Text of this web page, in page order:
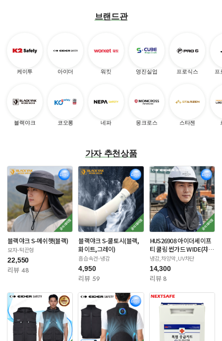
브랜드관
케이투
블랙야크
아이더
코오롱
워킷
네파
영진실업
몽크로스
프로식스
스타젠
프
가자 추천상품
블랙야크 S-메쉬햇(블랙)
모자-턱끈형
22,550
리뷰 48
블랙야크 S-쿨토시(블랙,
화이트,그레이)
흡습속건-냉감
4,950
리뷰 59
HUS26908 아이더세이프
티 쿨링 썬가드 WIDE(챠
콜/네이비)
냉감,차양막,UV차단
14,300
리뷰 8